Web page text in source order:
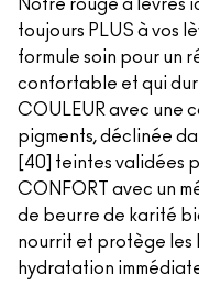
Notre rouge à lèvres
toujours PLUS à vos
formule soin pour un
confortable et qui
COULEUR avec une
pigments, déclinée
[40] teintes validées
CONFORT avec un
de beurre de karité
nourrit et protège les
hydratation